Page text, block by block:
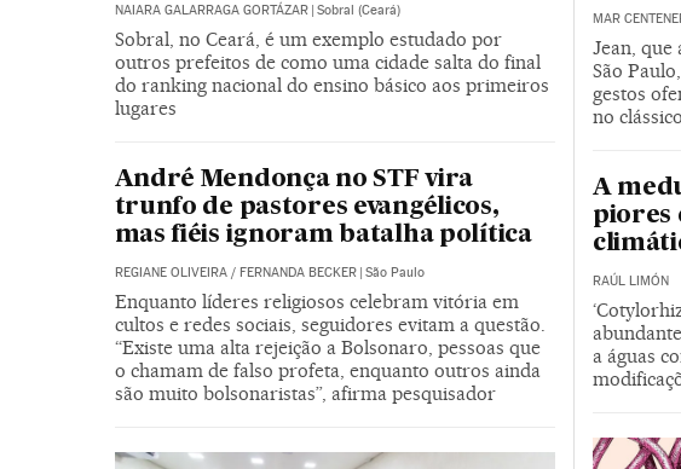
NAIARA GALARRAGA GORTÁZAR | Sobral (Ceará)
Sobral, no Ceará, é um exemplo estudado por
outros prefeitos de como uma cidade salta do final
do ranking nacional do ensino básico aos primeiros
lugares
André Mendonça no STF vira
trunfo de pastores evangélicos,
mas fiéis ignoram batalha política
REGIANE OLIVEIRA/ FERNANDA BECKER | São Paulo
Enquanto líderes religiosos celebram vitória em
cultos e redes sociais, seguidores evitam a questão.
“Existe uma alta rejeição a Bolsonaro, pessoas que
o chamam de falso profeta, enquanto outros ainda
são muito bolsonaristas”, afirma pesquisador
MAR
Jean,
São
gestos
no
A
piores
RAÚL LIMÓN
a águas